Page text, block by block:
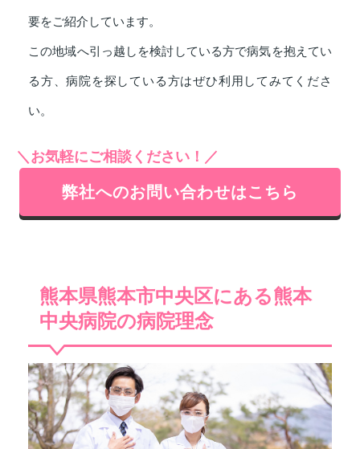
要をご紹介しています。
この地域へ引っ越しを検討している方で病気を抱えてい
る方、病院を探している方はぜひ利用してみてくださ
い。
＼お気軽にご相談ください！／
弊社へのお問い合わせはこちら
熊本県熊本市中央区にある熊本
中央病院の病院理念